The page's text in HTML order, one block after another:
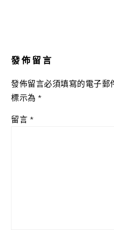
發佈留言
發佈留言必須填寫的電子郵
標示為*
留言 *